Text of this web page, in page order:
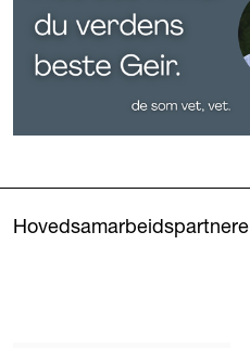
Hovedsamarbeidspartnere